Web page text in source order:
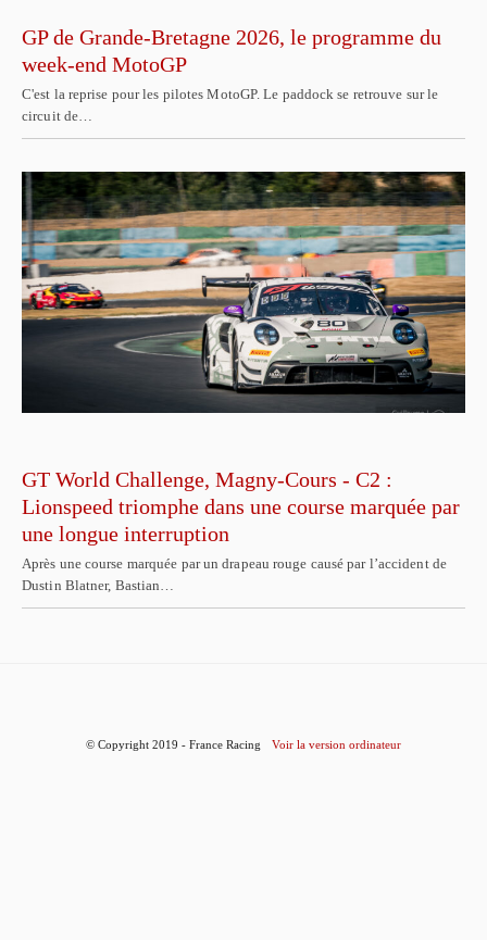
GP de Grande-Bretagne 2026, le programme du
week-end MotoGP
C'est la reprise pour les pilotes MotoGP. Le paddock se retrouve sur le
circuit de…
GT World Challenge, Magny-Cours - C2 :
Lionspeed triomphe dans une course marquée par
une longue interruption
Après une course marquée par un drapeau rouge causé par l’accident de
Dustin Blatner, Bastian…
© Copyright 2019 - France Racing Voir la version ordinateur